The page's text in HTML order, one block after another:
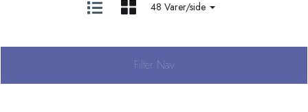
48 Varer/side
Filter Nav